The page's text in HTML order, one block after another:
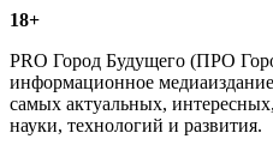
18+
PRO Город Будущего (ПРО
информационное
самых актуальных,
науки, технологий и развития.